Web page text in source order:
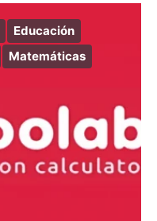
Educación
Matemáticas